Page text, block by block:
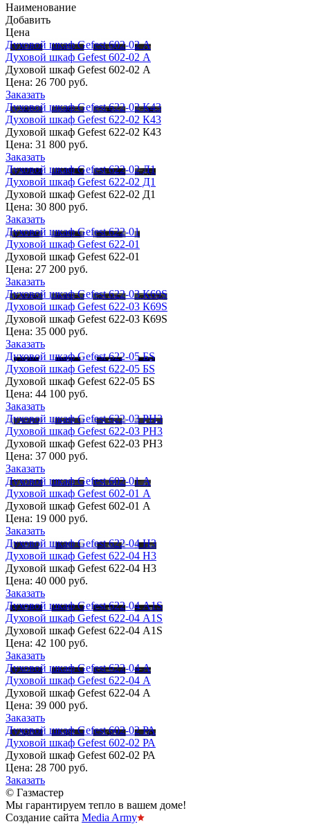
Наименование
Добавить
Цена
Духовой шкаф Gefest 602-02 А
Духовой шкаф Gefest 602-02 А
Духовой шкаф Gefest 602-02 А
Цена: 26 700 руб.
Заказать
Духовой шкаф Gefest 622-02 К43
Духовой шкаф Gefest 622-02 К43
Духовой шкаф Gefest 622-02 К43
Цена: 31 800 руб.
Заказать
Духовой шкаф Gefest 622-02 Д1
Духовой шкаф Gefest 622-02 Д1
Духовой шкаф Gefest 622-02 Д1
Цена: 30 800 руб.
Заказать
Духовой шкаф Gefest 622-01
Духовой шкаф Gefest 622-01
Духовой шкаф Gefest 622-01
Цена: 27 200 руб.
Заказать
Духовой шкаф Gefest 622-03 К69S
Духовой шкаф Gefest 622-03 К69S
Духовой шкаф Gefest 622-03 К69S
Цена: 35 000 руб.
Заказать
Духовой шкаф Gefest 622-05 БS
Духовой шкаф Gefest 622-05 БS
Духовой шкаф Gefest 622-05 БS
Цена: 44 100 руб.
Заказать
Духовой шкаф Gefest 622-03 РН3
Духовой шкаф Gefest 622-03 РН3
Духовой шкаф Gefest 622-03 РН3
Цена: 37 000 руб.
Заказать
Духовой шкаф Gefest 602-01 А
Духовой шкаф Gefest 602-01 А
Духовой шкаф Gefest 602-01 А
Цена: 19 000 руб.
Заказать
Духовой шкаф Gefest 622-04 Н3
Духовой шкаф Gefest 622-04 Н3
Духовой шкаф Gefest 622-04 Н3
Цена: 40 000 руб.
Заказать
Духовой шкаф Gefest 622-04 А1S
Духовой шкаф Gefest 622-04 А1S
Духовой шкаф Gefest 622-04 А1S
Цена: 42 100 руб.
Заказать
Духовой шкаф Gefest 622-04 А
Духовой шкаф Gefest 622-04 А
Духовой шкаф Gefest 622-04 А
Цена: 39 000 руб.
Заказать
Духовой шкаф Gefest 602-02 РА
Духовой шкаф Gefest 602-02 РА
Духовой шкаф Gefest 602-02 РА
Цена: 28 700 руб.
Заказать
© Газмастер
Мы гарантируем тепло в вашем доме!
Создание сайта Media Army